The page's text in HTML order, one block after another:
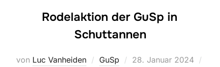
Rodelaktion der GuSp in
Schuttannen
von Luc Vanheiden GuSp
Veröffentlicht
28. Januar 2024